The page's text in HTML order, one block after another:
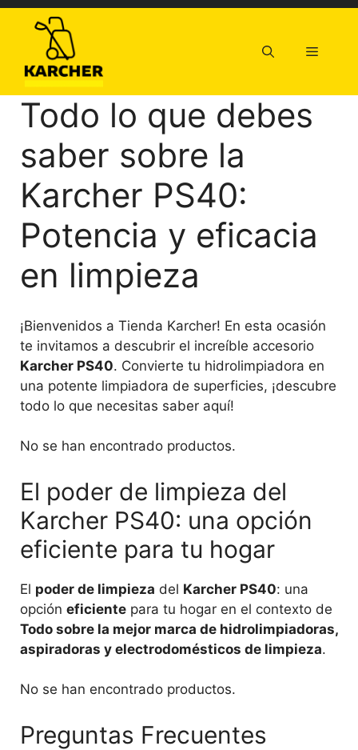
Saltar
contenido
Menú
Todo lo que debes
saber sobre la
Karcher PS40:
Potencia y eficacia
en limpieza
¡Bienvenidos a Tienda Karcher! En esta ocasión
te invitamos a descubrir el increíble accesorio
Karcher PS40. Convierte tu hidrolimpiadora en
una potente limpiadora de superficies, ¡descubre
todo lo que necesitas saber aquí!
No se han encontrado productos.
El poder de limpieza del
Karcher PS40: una opción
eficiente para tu hogar
El poder de limpieza del Karcher PS40: una
opción eficiente para tu hogar en el contexto de
Todo sobre la mejor marca de hidrolimpiadoras,
aspiradoras y electrodomésticos de limpieza.
No se han encontrado productos.
Preguntas Frecuentes